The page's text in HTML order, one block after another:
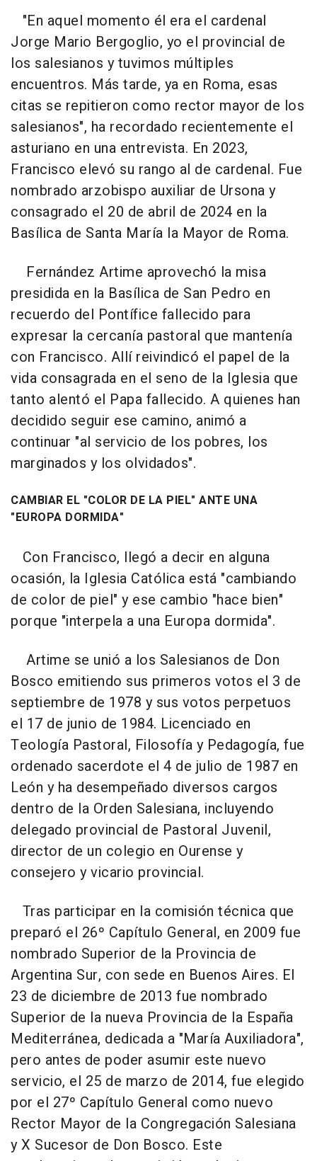
"En aquel momento él era el cardenal
Jorge Mario Bergoglio, yo el provincial de
los salesianos y tuvimos múltiples
encuentros. Más tarde, ya en Roma, esas
citas se repitieron como rector mayor de los
salesianos", ha recordado recientemente el
asturiano en una entrevista. En 2023,
Francisco elevó su rango al de cardenal. Fue
nombrado arzobispo auxiliar de Ursona y
consagrado el 20 de abril de 2024 en la
Basílica de Santa María la Mayor de Roma.
Fernández Artime aprovechó la misa
presidida en la Basílica de San Pedro en
recuerdo del Pontífice fallecido para
expresar la cercanía pastoral que mantenía
con Francisco. Allí reivindicó el papel de la
vida consagrada en el seno de la Iglesia que
tanto alentó el Papa fallecido. A quienes han
decidido seguir ese camino, animó a
continuar "al servicio de los pobres, los
marginados y los olvidados".
CAMBIAR EL "COLOR DE LA PIEL" ANTE UNA
"EUROPA DORMIDA"
Con Francisco, llegó a decir en alguna
ocasión, la Iglesia Católica está "cambiando
de color de piel" y ese cambio "hace bien"
porque "interpela a una Europa dormida".
Artime se unió a los Salesianos de Don
Bosco emitiendo sus primeros votos el 3 de
septiembre de 1978 y sus votos perpetuos
el 17 de junio de 1984. Licenciado en
Teología Pastoral, Filosofía y Pedagogía, fue
ordenado sacerdote el 4 de julio de 1987 en
León y ha desempeñado diversos cargos
dentro de la Orden Salesiana, incluyendo
delegado provincial de Pastoral Juvenil,
director de un colegio en Ourense y
consejero y vicario provincial.
Tras participar en la comisión técnica que
preparó el 26º Capítulo General, en 2009 fue
nombrado Superior de la Provincia de
Argentina Sur, con sede en Buenos Aires. El
23 de diciembre de 2013 fue nombrado
Superior de la nueva Provincia de la España
Mediterránea, dedicada a "María Auxiliadora",
pero antes de poder asumir este nuevo
servicio, el 25 de marzo de 2014, fue elegido
por el 27º Capítulo General como nuevo
Rector Mayor de la Congregación Salesiana
y X Sucesor de Don Bosco. Este